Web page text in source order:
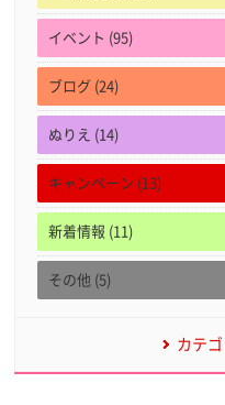
イベント (95)
ブログ (24)
ぬりえ (14)
キャンペーン (13)
新着情報 (11)
その他 (5)
カテ